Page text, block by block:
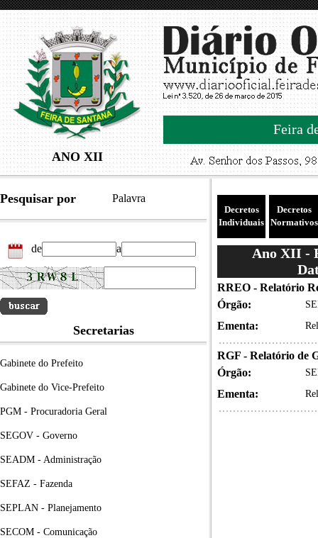
ANO XII
Feira
Pesquisar por Palavra
de a
Secretarias
Gabinete do Prefeito
Gabinete do Vice-Prefeito
PGM - Procuradoria Geral
SEGOV - Governo
SEADM - Administração
SEFAZ - Fazenda
SEPLAN - Planejamento
SECOM - Comunicação
Decretos
Individuais
Decretos
Normativos
Ano XII -
RREO - Relatório
Órgão:
Ementa:
RGF - Relatório de
Órgão:
Ementa: